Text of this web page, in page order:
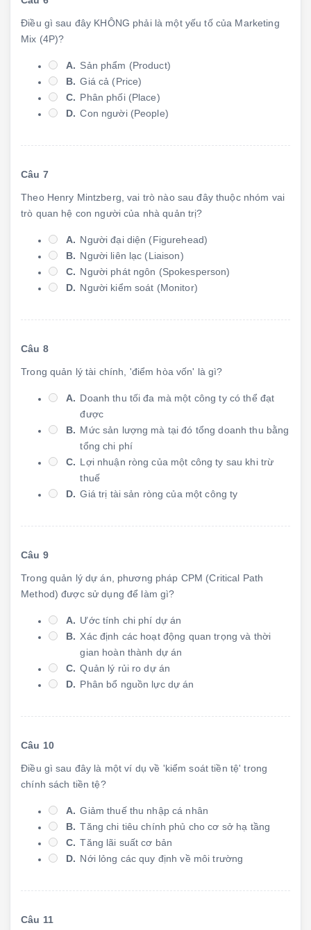
Điều gì sau đây KHÔNG phải là một yếu tố của Marketing
Mix (4P)?
A. Sản phẩm (Product)
B. Giá cả (Price)
C. Phân phối (Place)
D. Con người (People)
Câu 7
Theo Henry Mintzberg, vai trò nào sau đây thuộc nhóm vai
trò quan hệ con người của nhà quản trị?
A. Người đại diện (Figurehead)
B. Người liên lạc (Liaison)
C. Người phát ngôn (Spokesperson)
D. Người kiểm soát (Monitor)
Câu 8
Trong quản lý tài chính, 'điểm hòa vốn' là gì?
A. Doanh thu tối đa mà một công ty có thể đạt
được
B. Mức sản lượng mà tại đó tổng doanh thu bằng
tổng chi phí
C. Lợi nhuận ròng của một công ty sau khi trừ
thuế
D. Giá trị tài sản ròng của một công ty
Câu 9
Trong quản lý dự án, phương pháp CPM (Critical Path
Method) được sử dụng để làm gì?
A. Ước tính chi phí dự án
B. Xác định các hoạt động quan trọng và thời
gian hoàn thành dự án
C. Quản lý rủi ro dự án
D. Phân bổ nguồn lực dự án
Câu 10
Điều gì sau đây là một ví dụ về 'kiểm soát tiền tệ' trong
chính sách tiền tệ?
A. Giảm thuế thu nhập cá nhân
B. Tăng chi tiêu chính phủ cho cơ sở hạ tầng
C. Tăng lãi suất cơ bản
D. Nới lỏng các quy định về môi trường
Câu 11